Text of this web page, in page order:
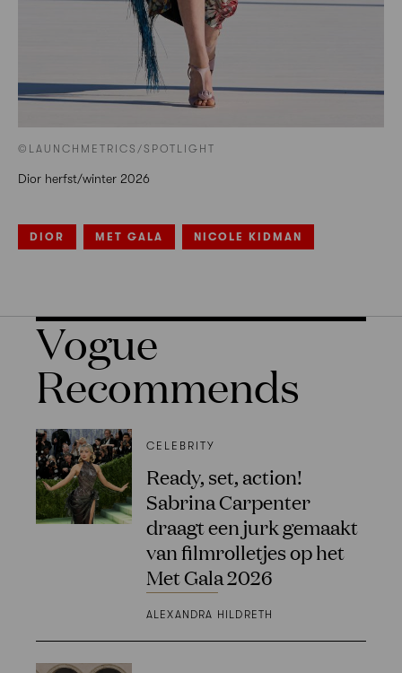
©LAUNCHMETRICS/SPOTLIGHT
Dior herfst/winter 2026
DIOR MET GALA NICOLE KIDMAN
Vogue
Recommends
CELEBRITY
Ready, set, action!
Sabrina Carpenter
draagt een jurk gemaakt
van filmrolletjes op het
Met Gala 2026
ALEXANDRA HILDRETH